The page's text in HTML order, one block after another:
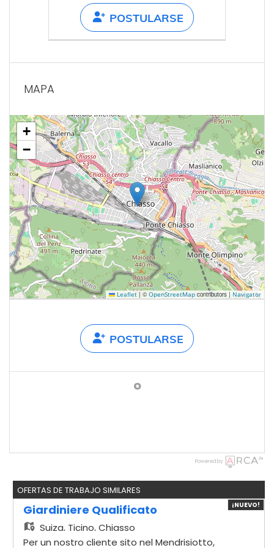
POSTULARSE
MAPA
+
−
Leaflet |©OpenStreetMapcontributors |Navigator
POSTULARSE
o
Powered by
OFERTAS DE TRABAJO SIMILARES
¡NUEVO!
Giardiniere Qualificato
Suiza, Ticino, Chiasso
Per un nostro cliente sito nel Mendrisiotto,